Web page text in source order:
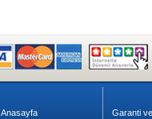
Anasayfa
Garanti